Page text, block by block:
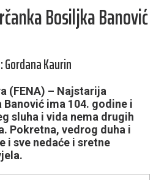
Bosiljka Banović
Kaurin
(FENA) – Najstarija
ima 104. godine i
sluha i vida nema drugih
Pokretna, vedrog duha i
i sve nedaće i sretne